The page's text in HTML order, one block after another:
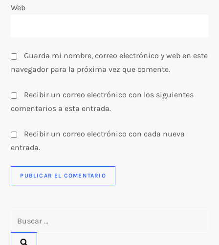
Web
Guarda mi nombre, correo electrónico y web en este
navegador para la próxima vez que comente.
Recibir un correo electrónico con los siguientes
comentarios a esta entrada.
Recibir un correo electrónico con cada nueva
entrada.